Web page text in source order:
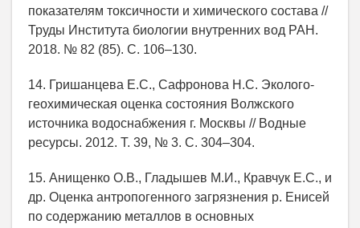
показателям токсичности и химического состава //
Труды Института биологии внутренних вод РАН.
2018. № 82 (85). С. 106–130.
14. Гришанцева Е.С., Сафронова Н.С. Эколого-
геохимическая оценка состояния Волжского
источника водоснабжения г. Москвы // Водные
ресурсы. 2012. Т. 39, № 3. С. 304–304.
15. Анищенко О.В., Гладышев М.И., Кравчук Е.С., и
др. Оценка антропогенного загрязнения р. Енисей
по содержанию металлов в основных